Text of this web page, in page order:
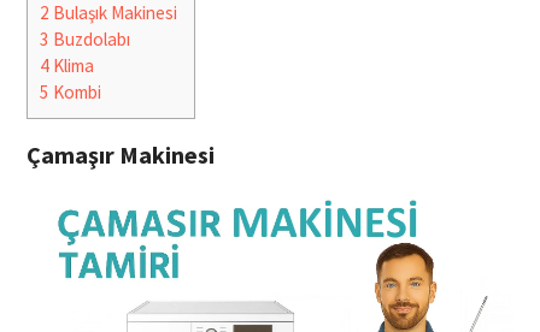
2 Bulaşık Makinesi
3 Buzdolabı
4Klima
5 Kombi
Çamaşır Makinesi